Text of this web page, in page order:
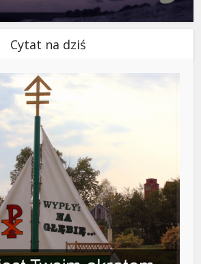
Cytat na dziś